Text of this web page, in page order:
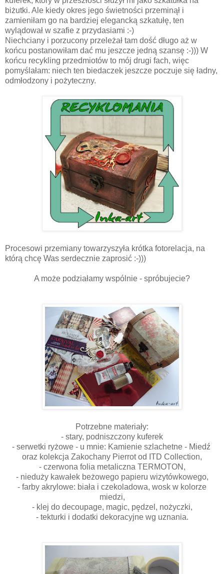
biżutki. Ale kiedy okres jego świetności przeminął i
zamieniłam go na bardziej elegancką szkatułę, ten
wylądował w szafie z przydasiami :-)
Niechciany i porzucony przeleżał tam dość długo aż w
końcu postanowiłam dać mu jeszcze jedną szansę :-))) W
końcu recykling przedmiotów to mój drugi fach, więc
pomyślałam: niech ten biedaczek jeszcze poczuje się ładny,
odmłodzony i pożyteczny.
Procesowi przemiany towarzyszyła krótka fotorelacja, na
którą chcę Was serdecznie zaprosić :-)))
A może podziałamy wspólnie - spróbujecie?
Potrzebne materiały:
- stary, podniszczony kuferek
- serwetki ryżowe - u mnie: Kamienie szlachetne - Miedź
oraz kolekcja Zakochany Pierrot od ITD Collection,
- czerwona folia metaliczna TERMOTON,
- nieduży kawałek beżowego papieru wizytówkowego,
- farby akrylowe: biała i czekoladowa, wosk w kolorze
miedzi,
- klej do decoupage, magic, pędzel, nożyczki,
- tekturki i dodatki dekoracyjne wg uznania.